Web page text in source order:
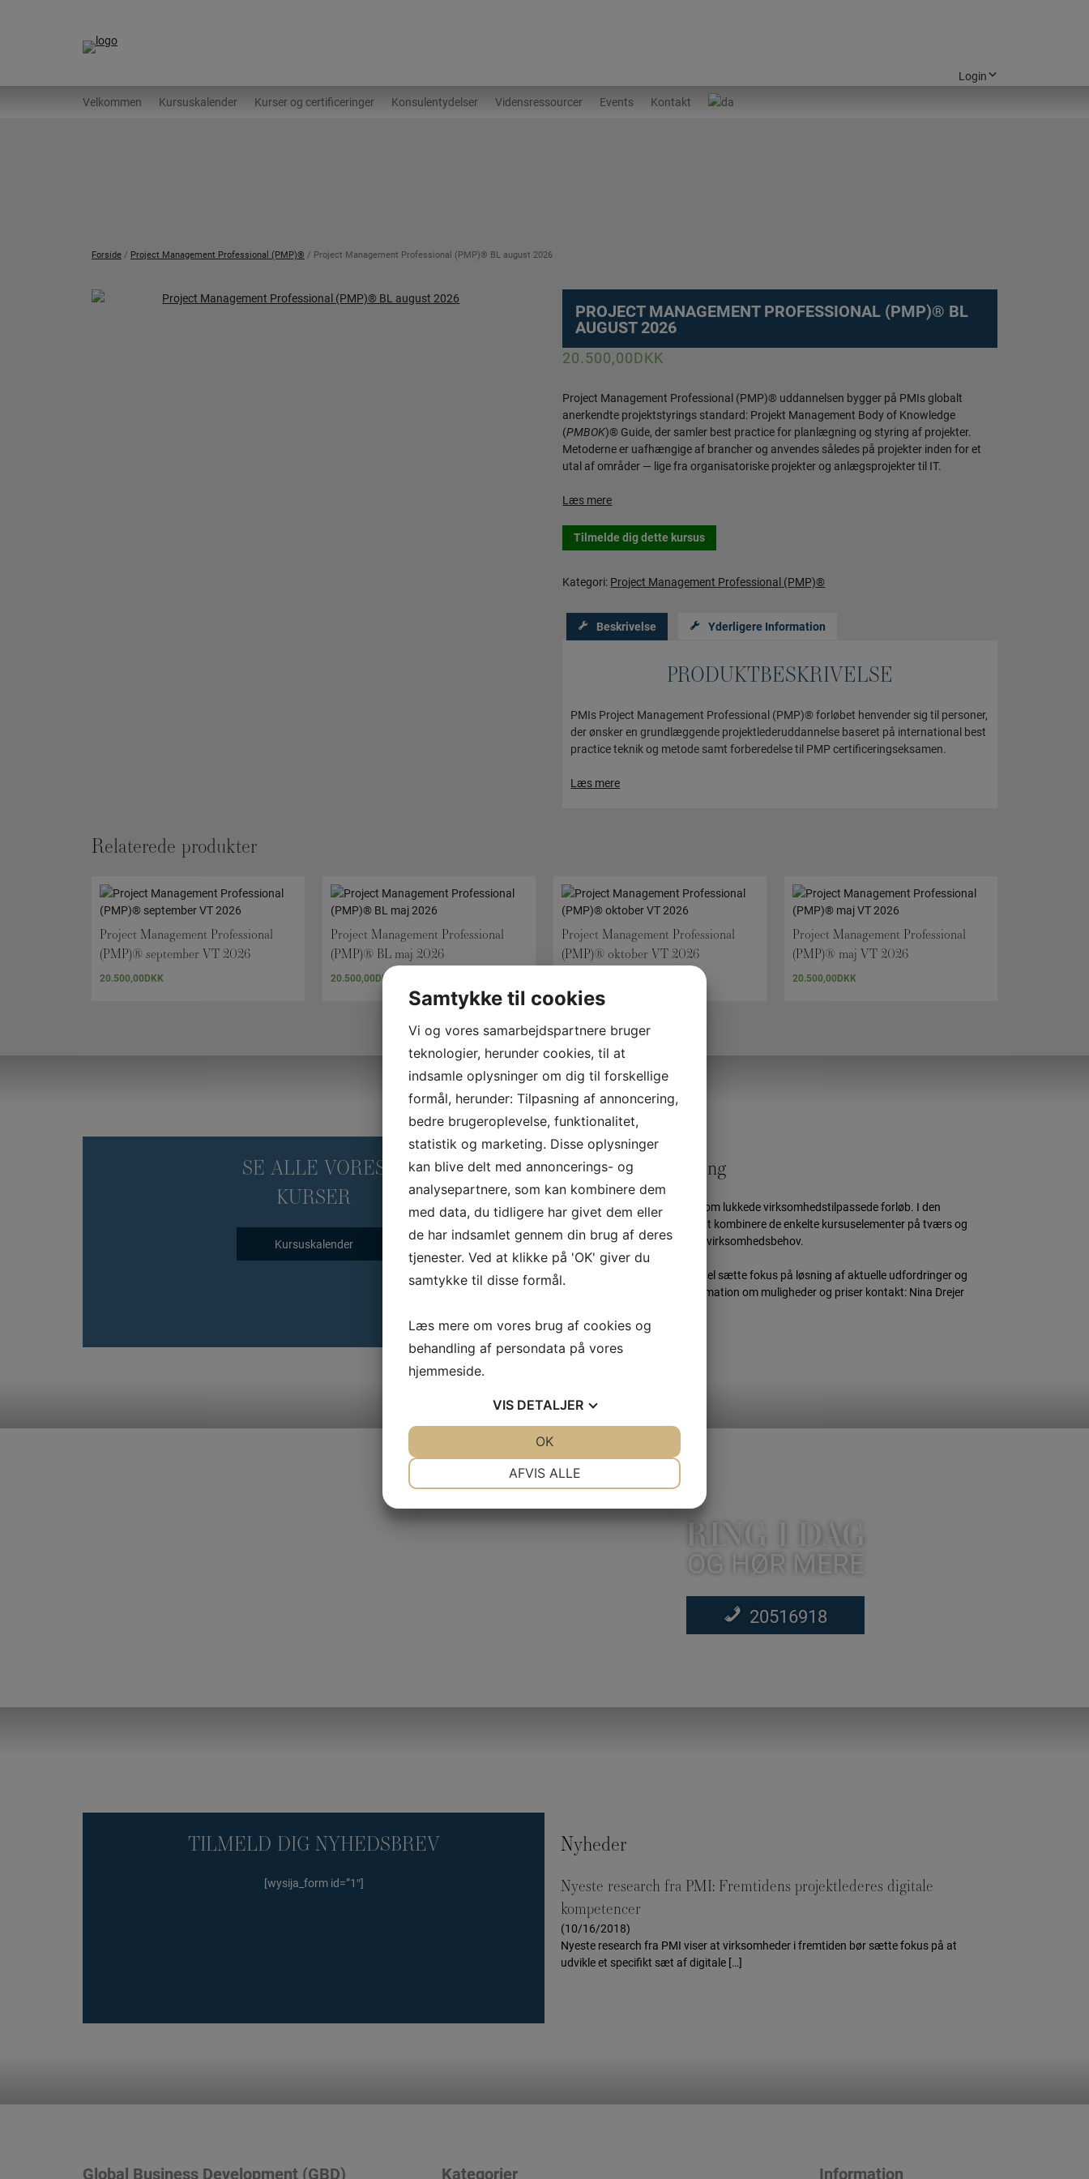
Login
Velkommen
Kursuskalender Kurser og certificeringer Konsulentydelser Vidensressourcer Events Kontakt
Forside / Project Management Professional (PMP)® / Project Management Professional (PMP)® BL august 2026
PROJECT MANAGEMENT PROFESSIONAL (PMP)® BL
AUGUST 2026
20.500,00DKK
Project Management Professional (PMP)® uddannelsen bygger på PMIs globalt
anerkendte projektstyrings standard: Projekt Management Body of Knowledge
(PMBOK)® Guide, der samler best practice for planlægning og styring af projekter.
Metoderne er uafhængige af brancher og anvendes således på projekter inden for et
utal af områder — lige fra organisatoriske projekter og anlægsprojekter til IT.
Læs mere
Tilmelde dig dette kursus
Kategori: Project Management Professional (PMP)®
Beskrivelse Yderligere Information
PRODUKTBESKRIVELSE
PMIs Project Management Professional (PMP)® forløbet henvender sig til personer,
der ønsker en grundlæggende projektlederuddannelse baseret på international best
practice teknik og metode samt forberedelse til PMP certificeringseksamen.
Læs mere
Relaterede produkter
Project Management Professional
(PMP)® september VT 2026
20.500,00DKK
Project Management Professional
(PMP)® BL maj 2026
20.500,00DKK
Project Management Professional
(PMP)® oktober VT 2026
Project Management Professional
(PMP)® maj VT 2026
20.500,00DKK
SE ALLE VORES
KURSER
Kursuskalender
Skræddersyet løsning
Kurserne kan også tilbydes som lukkede virksomhedstilpassede forløb. I den
forbindelse bliver det muligt at kombinere de enkelte kursuselementer på tværs og
målrette forløbet den enkelte virksomhedsbehov.
Herudover kan man med fordel sætte fokus på løsning af aktuelle udfordringer og
projekter. For yderligere information om muligheder og priser kontakt: Nina Drejer
RING I DAG
OG HØR MERE
20516918
TILMELD DIG NYHEDSBREV
[wysija_form id=”1″]
Nyheder
Nyeste research fra PMI: Fremtidens projektlederes digitale
kompetencer
(10/16/2018)
Nyeste research fra PMI viser at virksomheder i fremtiden bør sætte fokus på at
udvikle et specifikt sæt af digitale […]
Global Business Development (GBD) Kategorier Information
Samtykke til cookies
Vi og vores samarbejdspartnere bruger
teknologier, herunder cookies, til at
indsamle oplysninger om dig til forskellige
formål, herunder: Tilpasning af annoncering,
bedre brugeroplevelse, funktionalitet,
statistik og marketing. Disse oplysninger
kan blive delt med annoncerings- og
analysepartnere, som kan kombinere dem
med data, du tidligere har givet dem eller
de har indsamlet gennem din brug af deres
tjenester. Ved at klikke på 'OK' giver du
samtykke til disse formål.
Læs mere om vores brug af cookies og
behandling af persondata på vores
hjemmeside.
VIS DETALJER
AFVIS ALLE
OK